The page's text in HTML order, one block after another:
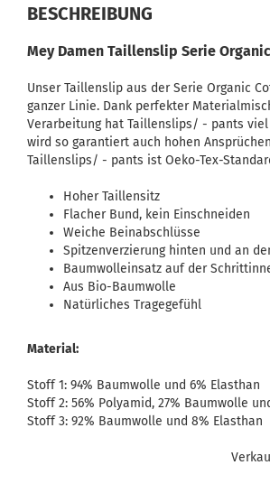
BESCHREIBUNG
Mey Damen Taillenslip Serie
Unser Taillenslip aus der Serie Organic
ganzer Linie. Dank perfekter
Verarbeitung hat Taillenslips/ - pants viel
wird so garantiert auch hohen
Taillenslips/ - pants ist Oeko-Tex-
Hoher Taillensitz
Flacher Bund, kein Einschneiden
Weiche Beinabschlüsse
Spitzenverzierung hinten und an
Baumwolleinsatz auf der
Aus Bio-Baumwolle
Natürliches Tragegefühl
Material:
Stoff 1: 94% Baumwolle und 6% Elasthan
Stoff 2: 56% Polyamid, 27% Baumwolle
Stoff 3: 92% Baumwolle und 8% Elasthan